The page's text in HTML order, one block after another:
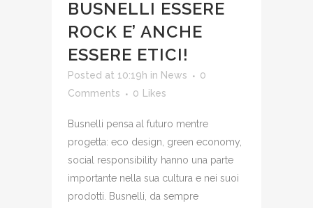
BUSNELLI ESSERE
ROCK E’ ANCHE
ESSERE ETICI!
Posted at 10:19h in News
0
Comments
0 Likes
Busnelli pensa al futuro mentre
progetta: eco design, green economy,
social responsibility hanno una parte
importante nella sua cultura e nei suoi
prodotti. Busnelli, da sempre